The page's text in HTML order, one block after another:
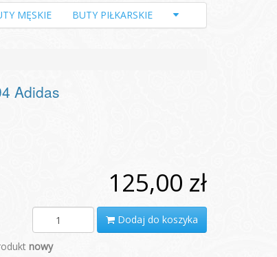
MĘSKIE BUTY PIŁKARSKIE
Adidas
125,00 zł
Dodaj do koszyka
nowy